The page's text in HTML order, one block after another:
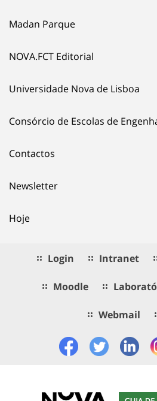
Madan Parque
NOVA.FCT Editorial
Universidade Nova de Lisboa
Consórcio de Escolas de
Contactos
Newsletter
Hoje
Login Intranet
Moodle
Webmail